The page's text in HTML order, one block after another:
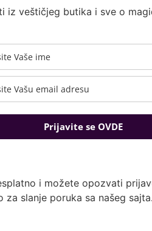
iz veštičjeg butika i sve o
Prijavite se OVDE
i možete opozvati
za slanje poruka sa našeg